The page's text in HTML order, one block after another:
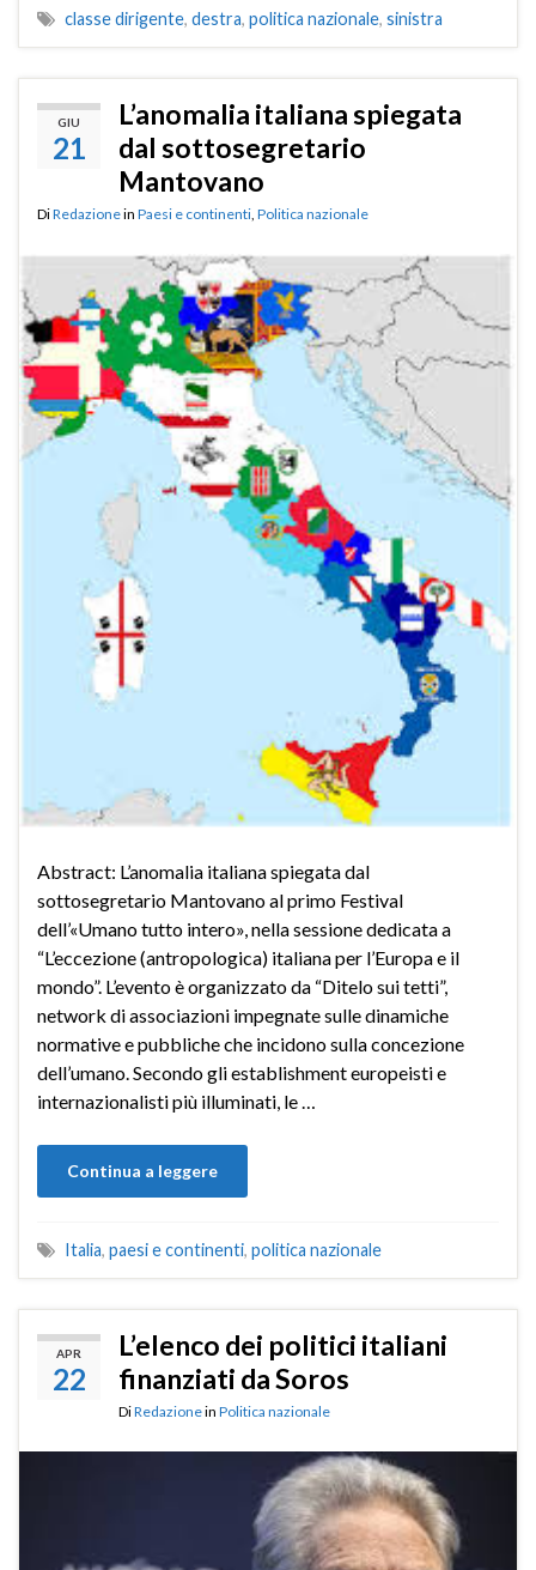
classe dirigente, destra, politica nazionale, sinistra
GIU
21
L’anomalia italiana spiegata
dal sottosegretario
Mantovano
DiRedazionein Paesi e continenti, Politica nazionale
Abstract: L’anomalia italiana spiegata dal
sottosegretario Mantovano al primo Festival
dell’«Umano tutto intero», nella sessione dedicata a
“L’eccezione (antropologica) italiana per l’Europa e il
mondo”. L’evento è organizzato da “Ditelo sui tetti”,
network di associazioni impegnate sulle dinamiche
normative e pubbliche che incidono sulla concezione
dell’umano. Secondo gli establishment europeisti e
internazionalisti più illuminati, le …
Continua a leggere
Italia, paesi e continenti, politica nazionale
APR
22
L’elenco dei politici italiani
finanziati da Soros
DiRedazionein Politica nazionale